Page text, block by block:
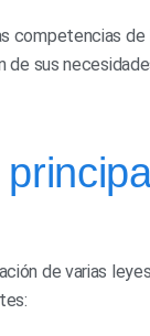
competencias
de sus
de varias